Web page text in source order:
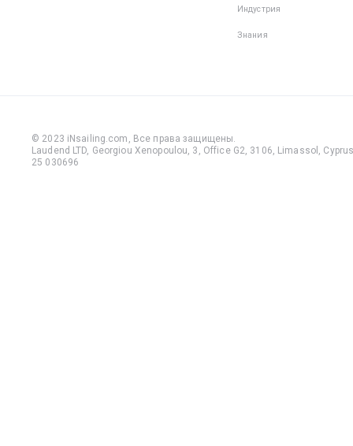
Индустрия
Знания
© 2023 iNsailing.com, Все права защищены.
Laudend LTD, Georgiou Xenopoulou, 3, Office G2, 3106, Limassol,
25 030696